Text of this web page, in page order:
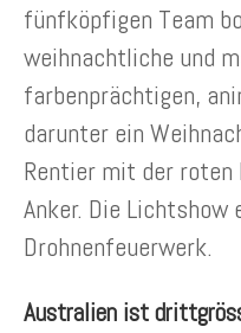
fünfköpfigen Team
weihnachtliche und
farbenprächtigen,
darunter ein
Rentier mit der
Anker. Die
Drohnenfeuerwerk.
Australien ist